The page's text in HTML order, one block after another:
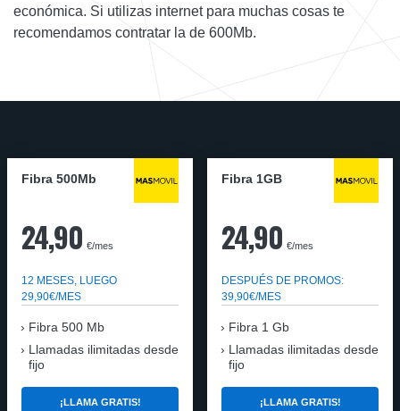
económica. Si utilizas internet para muchas cosas te
recomendamos contratar la de 600Mb.
Fibra 500Mb
24,90 €/mes
12 MESES, LUEGO
29,90€/MES
Fibra 500 Mb
Llamadas ilimitadas desde
fijo
¡LLAMA GRATIS!
Fibra 1GB
24,90 €/mes
DESPUÉS DE PROMOS:
39,90€/MES
Fibra 1 Gb
Llamadas ilimitadas desde
fijo
¡LLAMA GRATIS!